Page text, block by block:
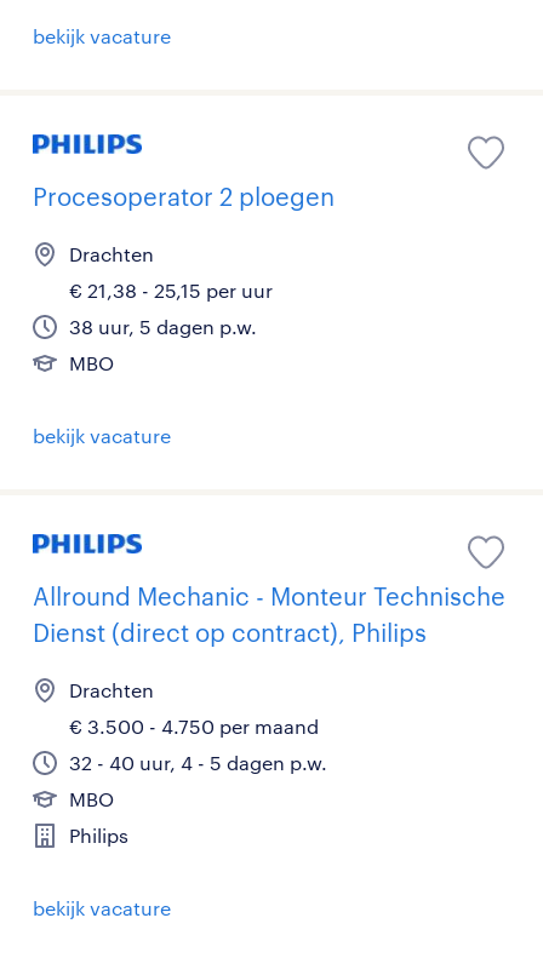
bekijk vacature
Procesoperator 2 ploegen
Drachten
€ 21,38 - 25,15 per uur
38 uur, 5 dagen p.w.
MBO
bekijk vacature
Allround Mechanic - Monteur Technische
Dienst (direct op contract), Philips
Drachten
€ 3.500 - 4.750 per maand
32 - 40 uur, 4 - 5 dagen p.w.
MBO
Philips
bekijk vacature